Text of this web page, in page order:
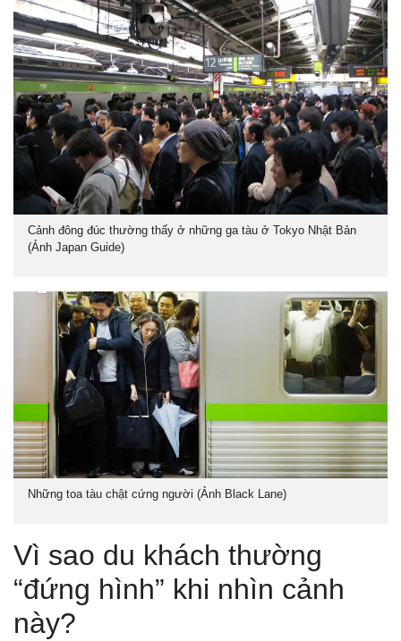
Cảnh đông đúc thường thấy ở những ga tàu ở Tokyo Nhật Bản
(Ảnh Japan Guide)
Những toa tàu chật cứng người (Ảnh Black Lane)
Vì sao du khách thường
“đứng hình” khi nhìn cảnh
này?